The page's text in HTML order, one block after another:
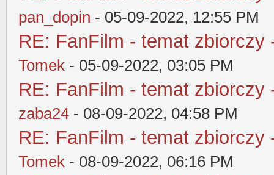
pan_dopin - 05-09-2022, 12:55 PM
RE: FanFilm - temat zbiorczy
Tomek - 05-09-2022, 03:05 PM
RE: FanFilm - temat zbiorczy
zaba24 - 08-09-2022, 04:58 PM
RE: FanFilm - temat zbiorczy
Tomek - 08-09-2022, 06:16 PM